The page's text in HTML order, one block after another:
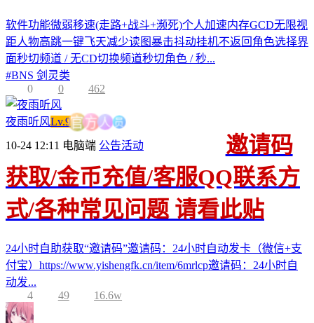
软件功能微弱移速(走路+战斗+濒死)个人加速内存GCD无限视
距人物高跳一键飞天减少读图暴击抖动挂机不返回角色选择界
面秒切频道 / 无CD切换频道秒切角色 / 秒...
#BNS 剑灵类
0
0 462
夜雨听风Lv.9官 方人员
10-24 12:11 电脑端 公告活动
邀请码
获取/金币充值/客服QQ联系方
式/各种常见问题 请看此贴
24小时自助获取“邀请码”邀请码：24小时自动发卡（微信+支
付宝）https://www.yishengfk.cn/item/6mrlcp邀请码：24小时自
动发...
4
49 16.6w